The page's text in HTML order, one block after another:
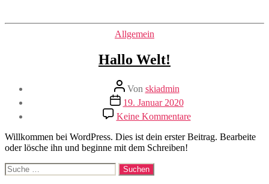
Kategorien
Allgemein
Hallo Welt!
Beitragsautor
Von skiadmin
Beitragsdatum
19. Januar 2020
Keine Kommentarezu
Hallo
Welt!
Willkommen bei WordPress. Dies ist dein erster Beitrag. Bearbeite
oder lösche ihn und beginne mit dem Schreiben!
Suche
nach: